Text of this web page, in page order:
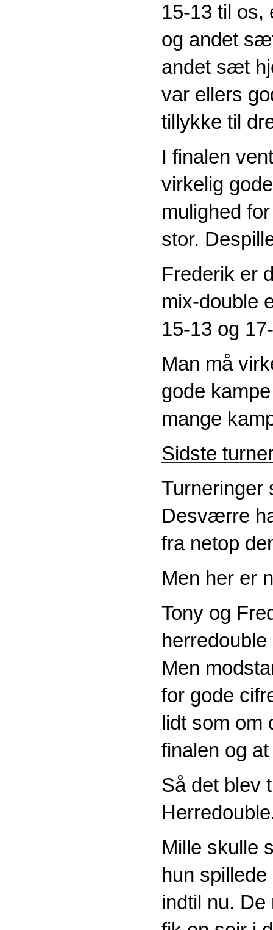
15-13 til os,
og andet
andet sæt
var ellers
tillykke til
I finalen
virkelig
mulighed
stor.
Frederik er
mix-double
15-13 og
Man må
gode
mange
Sidste
Turneringer
Desværre
fra netop
Men her er
Tony og
Men
for gode
lidt som
finalen og
Så det blev
Mille skulle
hun
indtil nu.